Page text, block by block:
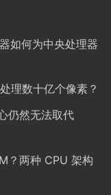
如何为中央处理器
理数十亿个像素？
仍然无法取代
？两种 CPU 架构